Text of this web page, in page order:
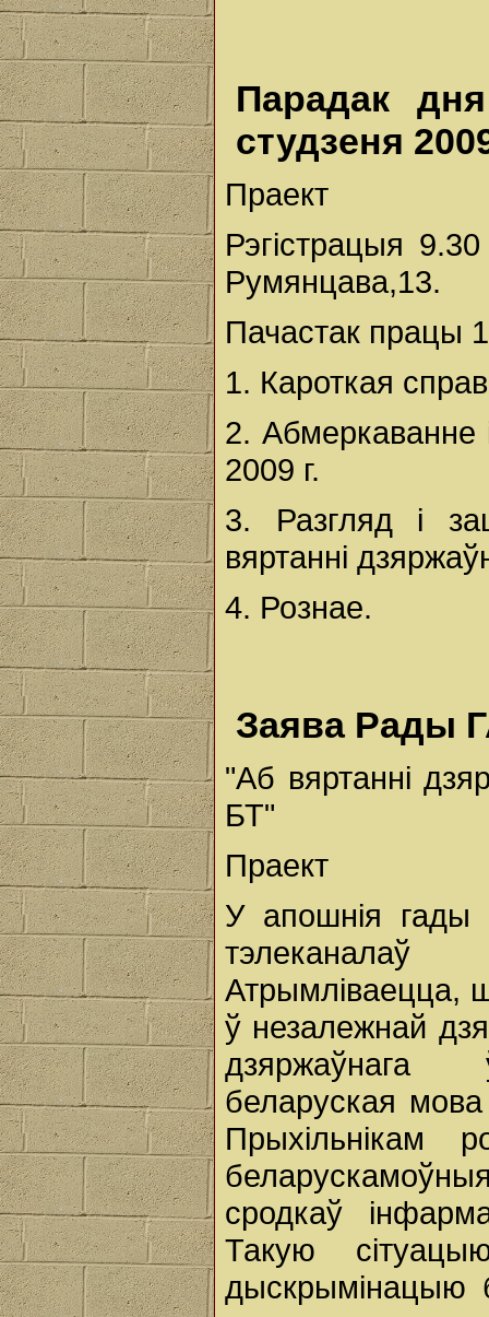
Парадак
студзеня
Праект
Рэгістрацыя
Румянцава,13.
Пачастак працы
1. Кароткая
2.
2009 г.
3. Разгляд і
вяртанні
4. Рознае.
Заява Рады
"Аб вяртанні
БТ"
Праект
У апошнія гады
тэлеканалаў
Атрымліваецца,
ў незалежнай
дзяржаўнага
беларуская
Прыхільнікам
сродкаў
Такую
дыскрымінацыю